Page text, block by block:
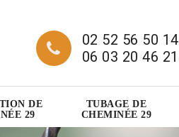
02 52 56 50 14
06 03 20 46 21
DE
29
TUBAGE DE
CHEMINÉE 29